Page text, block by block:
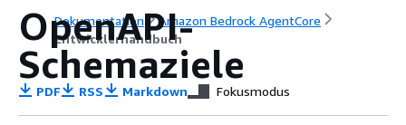
Dokumentation
Amazon Bedrock AgentCore
Entwicklerhandbuch
OpenAPI-
Schemaziele
PDF RSS Markdown Fokusmodus